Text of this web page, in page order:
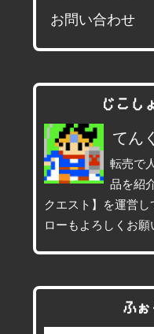
お問い合わせ
じこし
てん
転売で
品を紹
クエスト】を運営
ローもよろしくお願
ふぉ